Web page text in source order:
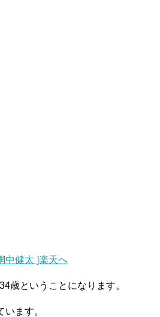
中健太 ]楽天へ
歳ということになります。
ます。